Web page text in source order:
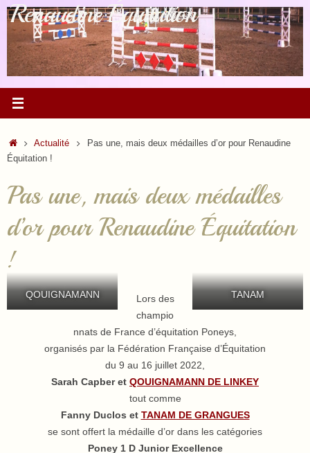
Passer
au
contenu
Renaudine Équitation
Accueil
Actualité
Pas une, mais deux médailles d’or pour Renaudine
Équitation !
Pas une, mais deux médailles
d’or pour Renaudine Équitation
!
QOUIGNAMANN TANAM
Lors des
champio
nnats de France d’équitation Poneys,
organisés par la Fédération Française d’Équitation
du 9 au 16 juillet 2022,
Sarah Capber et QOUIGNAMANN DE LINKEY
tout comme
Fanny Duclos et TANAM DE GRANGUES
se sont offert la médaille d’or dans les catégories
Poney 1 D Junior Excellence